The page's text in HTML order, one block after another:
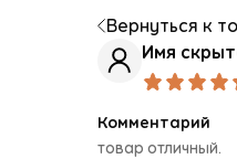
Вернуться к
Имя
Комментарий
товар отличный.